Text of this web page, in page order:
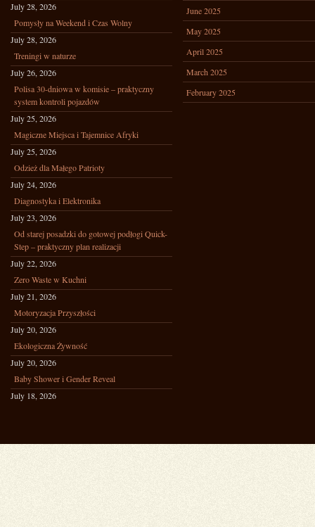
July 28, 2026
Pomysły na Weekend i Czas Wolny
July 28, 2026
Treningi w naturze
July 26, 2026
Polisa 30-dniowa w komisie – praktyczny
system kontroli pojazdów
July 25, 2026
Magiczne Miejsca i Tajemnice Afryki
July 25, 2026
Odzież dla Małego Patrioty
July 24, 2026
Diagnostyka i Elektronika
July 23, 2026
Od starej posadzki do gotowej podłogi Quick-
Step – praktyczny plan realizacji
July 22, 2026
Zero Waste w Kuchni
July 21, 2026
Motoryzacja Przyszłości
July 20, 2026
Ekologiczna Żywność
July 20, 2026
Baby Shower i Gender Reveal
July 18, 2026
June 2025
May 2025
April 2025
March 2025
February 2025